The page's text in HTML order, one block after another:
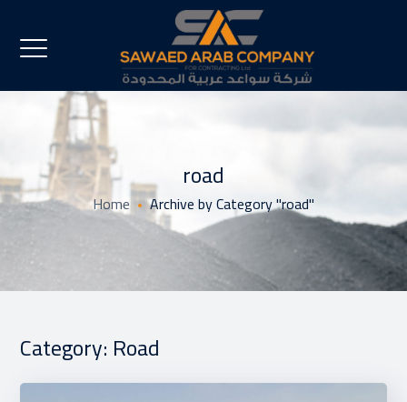
road
Home Archive by Category "road"
Category: Road